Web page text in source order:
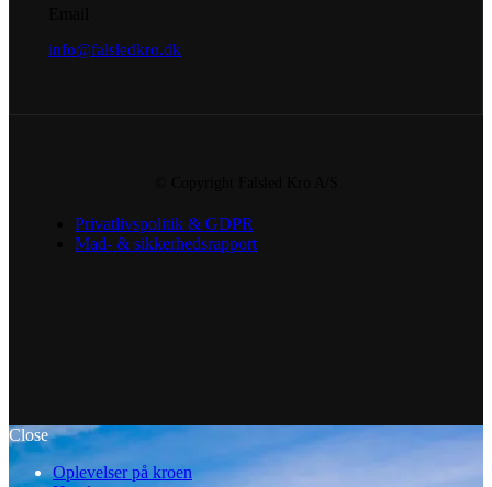
info@falsledkro.dk
Privatlivspolitik & GDPR
Mad- & sikkerhedsrapport
Close
Oplevelser på kroen